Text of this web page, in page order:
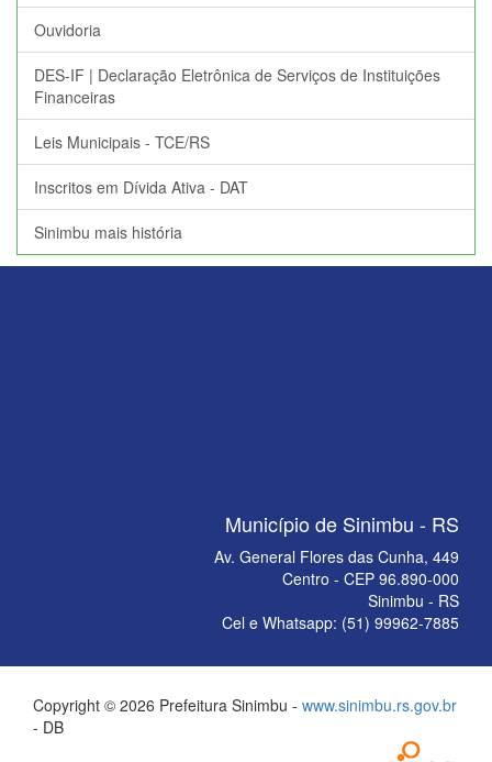
Ouvidoria
DES-IF | Declaração Eletrônica de Serviços de Instituições
Financeiras
Leis Municipais - TCE/RS
Inscritos em Dívida Ativa - DAT
Sinimbu mais história
Município de Sinimbu - RS
Av. General Flores das Cunha, 449
Centro - CEP 96.890-000
Sinimbu - RS
Cel e Whatsapp: (51) 99962-7885
Copyright © 2026 Prefeitura Sinimbu - www.sinimbu.rs.gov.br
- DB